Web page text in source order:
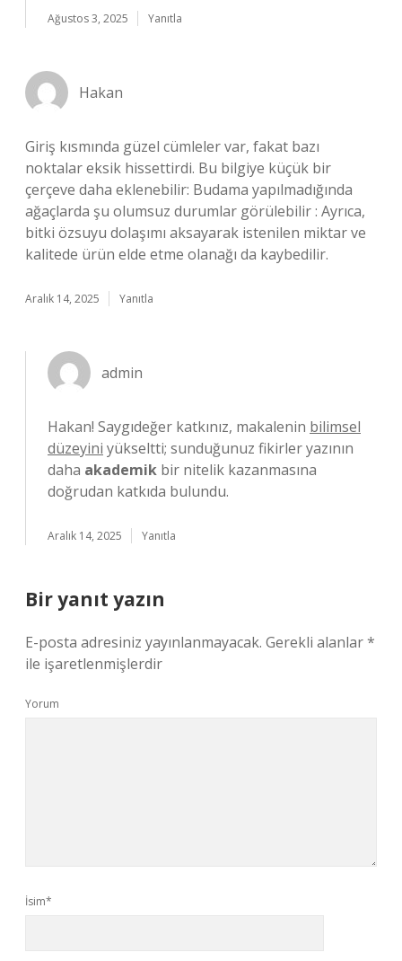
Ağustos 3, 2025 Yanıtla
Hakan
Giriş kısmında güzel cümleler var, fakat bazı
noktalar eksik hissettirdi. Bu bilgiye küçük bir
çerçeve daha eklenebilir: Budama yapılmadığında
ağaçlarda şu olumsuz durumlar görülebilir : Ayrıca,
bitki özsuyu dolaşımı aksayarak istenilen miktar ve
kalitede ürün elde etme olanağı da kaybedilir.
Aralık 14, 2025 Yanıtla
admin
Hakan! Saygıdeğer katkınız, makalenin bilimsel
düzeyini yükseltti; sunduğunuz fikirler yazının
daha akademik bir nitelik kazanmasına
doğrudan katkıda bulundu.
Aralık 14, 2025 Yanıtla
Bir yanıt yazın
E-posta adresiniz yayınlanmayacak. Gerekli alanlar*
ile işaretlenmişlerdir
Yorum
İsim*